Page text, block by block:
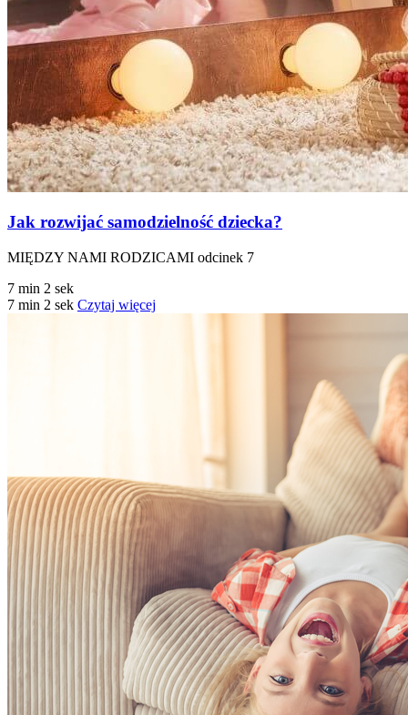
Jak rozwijać samodzielność dziecka?
MIĘDZY NAMI RODZICAMI odcinek 7
7 min 2 sek
7 min 2 sek Czytaj więcej